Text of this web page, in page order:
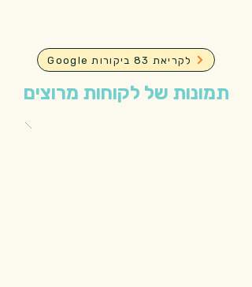
Google לקריאת 83 ביקורות
תמונות של לקוחות מרוצים